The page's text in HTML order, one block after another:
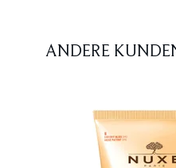
ANDERE